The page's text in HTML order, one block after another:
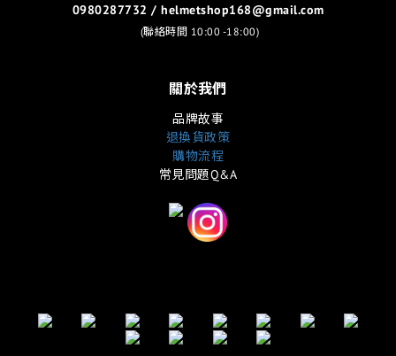
0980287732 / helmetshop168@gmail.com
(聯絡時間 10:00 -18:00)
關於我們
品牌故事
退換貨政策
購物流程
常見問題Q&A